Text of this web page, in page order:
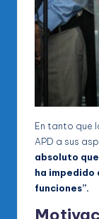
En tanto que
APD a sus
absoluto
ha impedido
funciones”.